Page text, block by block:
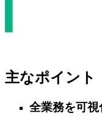
主なポイント
全業務を可